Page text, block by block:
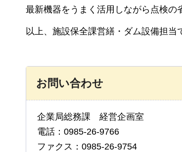
最新機器をうまく活用しながら点検の
以上、施設保全課営繕・ダム設備担当
お問い合わせ
企業局総務課 経営企画室
電話：0985-26-9766
ファクス：0985-26-9754